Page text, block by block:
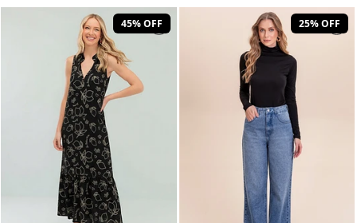
45% OFF 25% OFF